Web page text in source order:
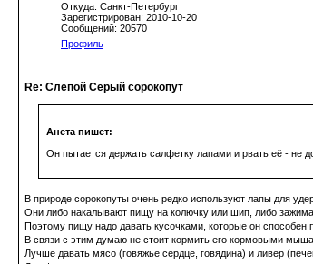
Откуда: Санкт-Петербург
Зарегистрирован: 2010-10-20
Сообщений: 20570
Профиль
Re: Слепой Серый сорокопут
Анета пишет:
Он пытается держать салфетку лапами и рвать её - не
В природе сорокопуты очень редко используют лапы для
Они либо накалывают пищу на колючку или шип, либо
Поэтому пищу надо давать кусочками, которые он способен
В связи с этим думаю не стоит кормить его кормовыми
Лучше давать мясо (говяжье сердце, говядина) и ливер